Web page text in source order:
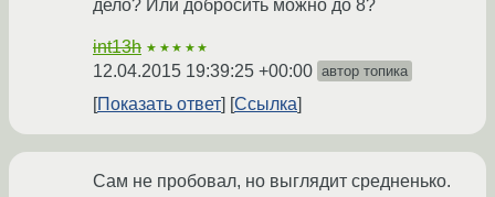
дело? Или добросить можно до 8?
int13h ★★★★★
12.04.2015 19:39:25 +00:00 автор топика
Показать ответ Ссылка
Сам не пробовал, но выглядит средненько.